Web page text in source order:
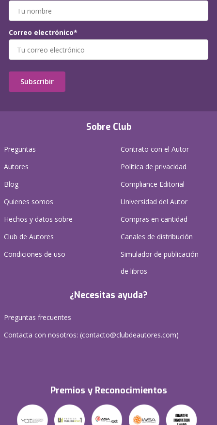
Sobre Club
Preguntas
Autores
Blog
Quienes somos
Hechos y datos sobre
Club de Autores
Condiciones de uso
Contrato con el Autor
Política de privacidad
Compliance Editorial
Universidad del Autor
Compras en cantidad
Canales de distribución
Simulador de publicación
de libros
¿Necesitas ayuda?
Preguntas frecuentes
Contacta con nosotros: (contacto@clubdeautores.com)
Premios y Reconocimientos
Correo electrónico*
Subscribir